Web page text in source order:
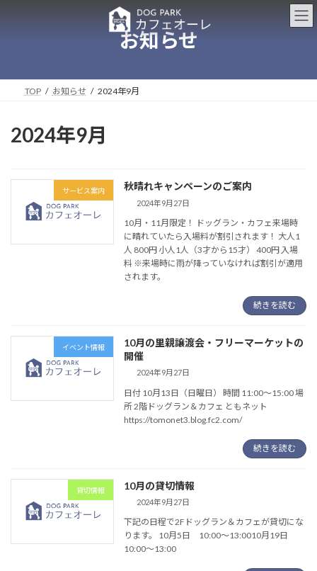
へ
ョ
お知らせ
TOP お知らせ 2024年9月
2024年9月
サービス案内 秋晴れキャンペーンのご案内
2024年9月27日
10月・11月限定！ ドッグラン・カフェ来場時
に晴れていたら入場料が割引されます！ 大人1
人 800円 小人1人（3才から15才） 400円 入場
料 ※来場時に雨が降っていなければ割引が適用
されます。
続きを読む
イベント情報
10月の里親譲渡会・フリーマーケットの
開催
2024年9月27日
日付 10月13日（日曜日） 時間 11:00～15:00 場
所 2階ドッグラン＆カフェ ともネット
https://tomonet3.blog.fc2.com/
続きを読む
貸切情報 10月の貸切情報
2024年9月27日
下記の日程で2Fドッグラン＆カフェが貸切にな
ります。 10月5日 10:00～13:0010月19日
10:00～13:00